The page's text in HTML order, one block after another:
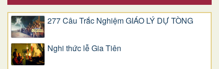
277 Câu Trắc Nghiệm GIÁO LÝ DỰ TÒNG
Nghi thức lễ Gia Tiên